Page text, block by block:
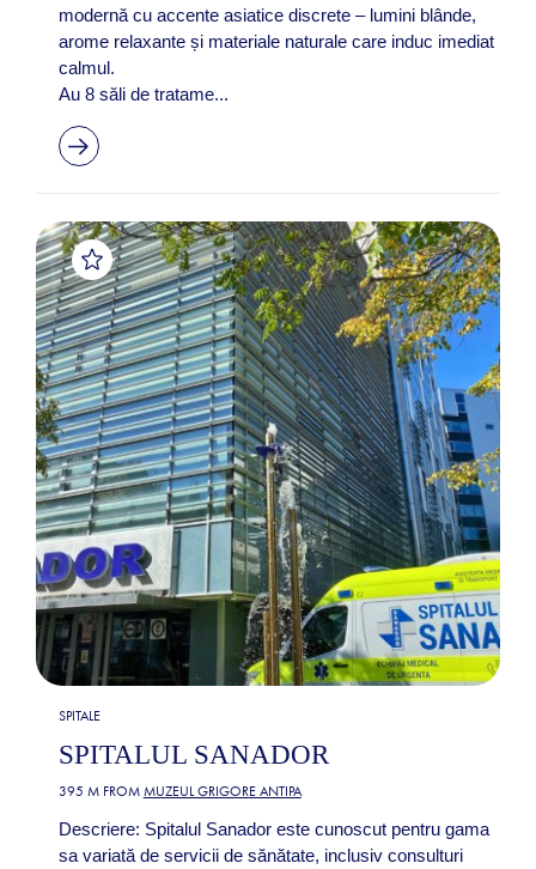
modernă cu accente asiatice discrete – lumini blânde,
arome relaxante și materiale naturale care induc imediat
calmul.
Au 8 săli de tratame...
SPITALE
SPITALUL SANADOR
395 M FROM MUZEUL GRIGORE ANTIPA
Descriere: Spitalul Sanador este cunoscut pentru gama
sa variată de servicii de sănătate, inclusiv consulturi